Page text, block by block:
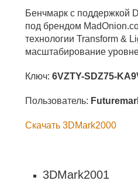
Бенчмарк с поддержкой
под брендом
технологии Transform &
масштабирование
Ключ:6VZTY-SDZ75-
Пользователь:
Скачать 3DMark2000
3DMark2001